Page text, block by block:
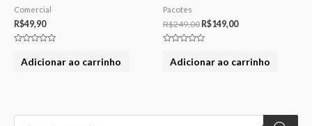
P
Comercial
R$49,90
deAdicionar ao carrinho
Pacotes
R$249,00 R$149,00
deAdicionar ao carrinho